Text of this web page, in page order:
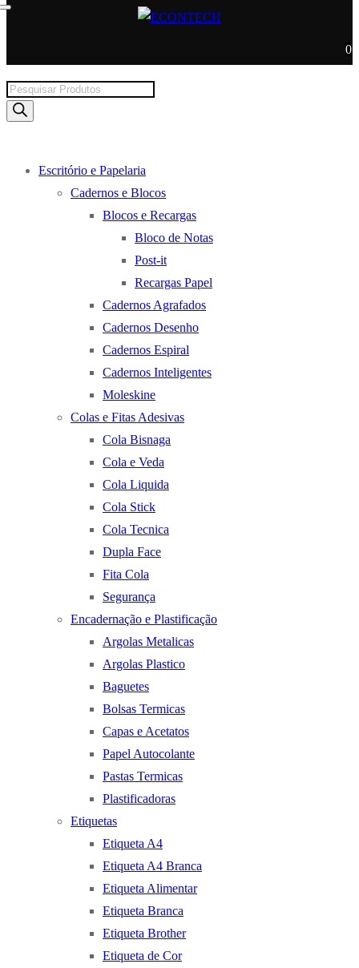
0
Products
search
Escritório e Papelaria
Cadernos e Blocos
Blocos e Recargas
Bloco de Notas
Post-it
Recargas Papel
Cadernos Agrafados
Cadernos Desenho
Cadernos Espiral
Cadernos Inteligentes
Moleskine
Colas e Fitas Adesivas
Cola Bisnaga
Cola e Veda
Cola Liquida
Cola Stick
Cola Tecnica
Dupla Face
Fita Cola
Segurança
Encadernação e Plastificação
Argolas Metalicas
Argolas Plastico
Baguetes
Bolsas Termicas
Capas e Acetatos
Papel Autocolante
Pastas Termicas
Plastificadoras
Etiquetas
Etiqueta A4
Etiqueta A4 Branca
Etiqueta Alimentar
Etiqueta Branca
Etiqueta Brother
Etiqueta de Cor